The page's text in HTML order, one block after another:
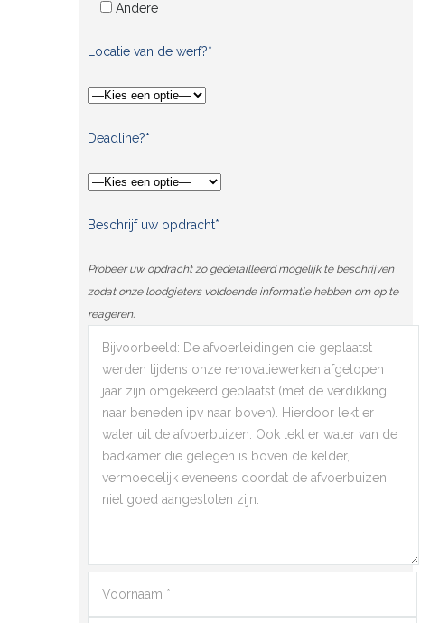
Andere
Locatie van de werf?*
Deadline?*
Beschrijf uw opdracht*
Probeer uw opdracht zo gedetailleerd mogelijk te beschrijven
zodat onze loodgieters voldoende informatie hebben om op te
reageren.